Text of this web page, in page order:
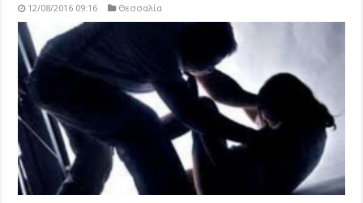
12/08/2016 09:16 Θεσσαλία